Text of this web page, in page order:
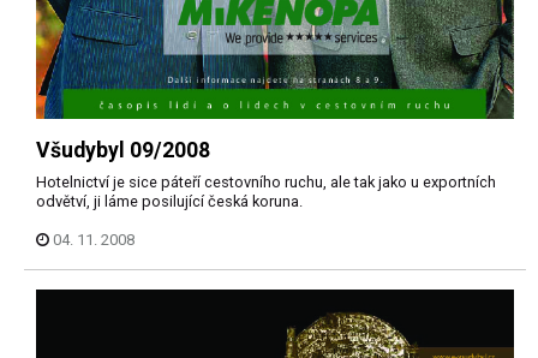
Všudybyl 09/2008
Hotelnictví je sice páteří cestovního ruchu, ale tak jako u exportních
odvětví, ji láme posilující česká koruna.
04. 11. 2008